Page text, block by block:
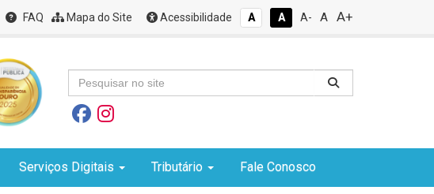
FAQ Mapa do Site Acessibilidade A A A- A A+
Serviços Digitais Tributário Fale Conosco